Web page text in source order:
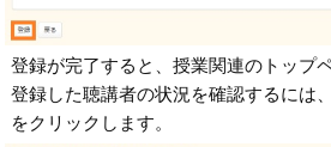
登録が完了すると、授業関連のトップ
登録した聴講者の状況を確認するには
をクリックします。